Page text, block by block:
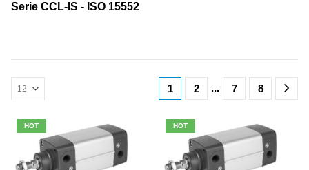
Serie CCL-IS - ISO 15552
HOT HOT
1 2 ... 7 8